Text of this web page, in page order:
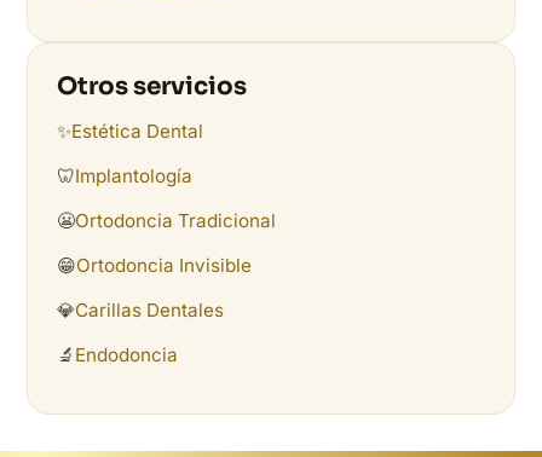
Otros servicios
✨Estética Dental
🦷Implantología
😬Ortodoncia Tradicional
😁Ortodoncia Invisible
💎Carillas Dentales
🔬 Endodoncia